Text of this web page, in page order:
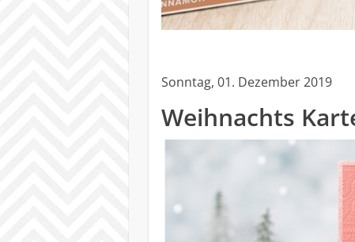
Sonntag, 01. Dezember 2019
Weihnachts